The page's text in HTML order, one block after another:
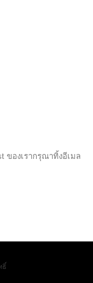
ของเรากรุณาทิ้งอีเมล
ธิ์